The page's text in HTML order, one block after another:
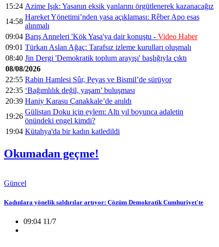
15:24 Azime Işık: Yasanın eksik yanlarını örgütlenerek kazanacağız
14:58
Hareket Yönetimi’nden yasa açıklaması: Rêber Apo esas
alınmalı
09:04 Barış Anneleri 'Kök Yasa'ya dair konuştu - Video Haber
09:01 Türkan Aslan Ağaç: Tarafsız izleme kurulları oluşmalı
08:40 Jin Dergi 'Demokratik toplum arayışı' başlığıyla çıktı
08/08/2026
22:55 Rabin Hamlesi Sûr, Peyas ve Bismil’de sürüyor
22:35 ‘Bağımlılık değil, yaşam’ buluşması
20:39 Haniy Karasu Çanakkale’de anıldı
19:26
Gülistan Doku için eylem: Altı yıl boyunca adaletin
önündeki engel kimdi?
19:04 Kütahya'da bir kadın katledildi
Okumadan geçme!
Güncel
Kadınlara yönelik saldırılar artıyor: Çözüm Demokratik Cumhuriyet'te
09:04 11/7